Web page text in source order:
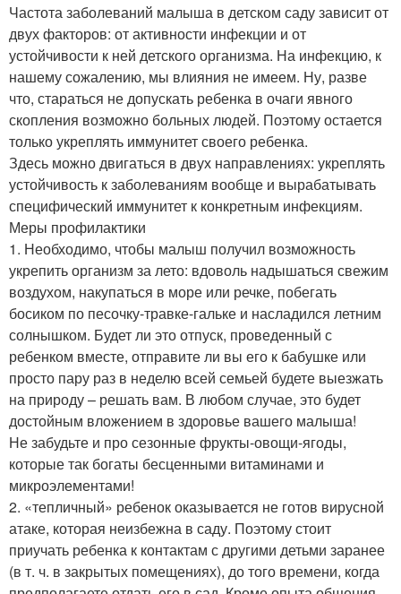
Частота заболеваний малыша в детском саду зависит от
двух факторов: от активности инфекции и от
устойчивости к ней детского организма. На инфекцию, к
нашему сожалению, мы влияния не имеем. Ну, разве
что, стараться не допускать ребенка в очаги явного
скопления возможно больных людей. Поэтому остается
только укреплять иммунитет своего ребенка.
Здесь можно двигаться в двух направлениях: укреплять
устойчивость к заболеваниям вообще и вырабатывать
специфический иммунитет к конкретным инфекциям.
Меры профилактики
1. Необходимо, чтобы малыш получил возможность
укрепить организм за лето: вдоволь надышаться свежим
воздухом, накупаться в море или речке, побегать
босиком по песочку-травке-гальке и насладился летним
солнышком. Будет ли это отпуск, проведенный с
ребенком вместе, отправите ли вы его к бабушке или
просто пару раз в неделю всей семьей будете выезжать
на природу – решать вам. В любом случае, это будет
достойным вложением в здоровье вашего малыша!
Не забудьте и про сезонные фрукты-овощи-ягоды,
которые так богаты бесценными витаминами и
микроэлементами!
2. «тепличный» ребенок оказывается не готов вирусной
атаке, которая неизбежна в саду. Поэтому стоит
приучать ребенка к контактам с другими детьми заранее
(в т. ч. в закрытых помещениях), до того времени, когда